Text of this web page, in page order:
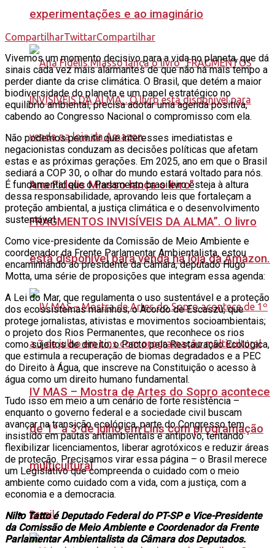
experimentações e ao imaginário
Ana Fidelis Miasso lança o livro”
FRAGMENTOS INVISÍVEIS DA ALMA”. O livro
está disponível para venda na loja da Amazon.
IV MAS – Mostra de Artes do Sopro acontece
de 1º a 3 de julho em Lins com programação
multicultural
Brasil
CompartilharTwittarCompartilhar
Vivemos um momento decisivo para a vida no planeta, que dá
sinais cada vez mais alarmantes de que não há mais tempo a
perder diante da crise climática. O Brasil, que detém a maior
biodiversidade do planeta e um papel estratégico no
equilíbrio ambiental, precisa adotar uma agenda positiva,
cabendo ao Congresso Nacional o compromisso com ela.
Não podemos permitir que interesses imediatistas e
negacionistas conduzam as decisões políticas que afetam
estas e as próximas gerações. Em 2025, ano em que o Brasil
sediará a COP 30, o olhar do mundo estará voltado para nós.
É fundamental que o Parlamento brasileiro esteja à altura
dessa responsabilidade, aprovando leis que fortaleçam a
proteção ambiental, a justiça climática e o desenvolvimento
sustentável.
Como vice-presidente da Comissão de Meio Ambiente e
coordenador da Frente Parlamentar Ambientalista, estou
encaminhando ao presidente da Câmara, deputado Hugo
Motta, uma série de proposições que integram essa agenda:
A Lei do Mar, que regulamenta o uso sustentável e a proteção
dos ecossistemas marinhos; o Acordo de Escaszú, que
protege jornalistas, ativistas e movimentos socioambientais;
o projeto dos Rios Permanentes, que reconhece os rios
como sujeitos de direito; o Pacto pela Restauração Ecológica,
que estimula a recuperação de biomas degradados e a PEC
do Direito à Água, que inscreve na Constituição o acesso à
água como um direito humano fundamental.
Tudo isso em meio a um cenário de forte resistência –
enquanto o governo federal e a sociedade civil buscam
avançar na transição ecológica, parte do Congresso tem
insistido em pautas antiambientais e antipovo, tentando
flexibilizar licenciamentos, liberar agrotóxicos e reduzir áreas
de proteção. Precisamos virar essa página – o Brasil merece
um Legislativo que compreenda o cuidado com o meio
ambiente como cuidado com a vida, com a justiça, com a
economia e a democracia.
Nilto Tatto é Deputado Federal do PT-SP e Vice-Presidente
da Comissão de Meio Ambiente e Coordenador da Frente
Parlamentar Ambientalista da Câmara dos Deputados.